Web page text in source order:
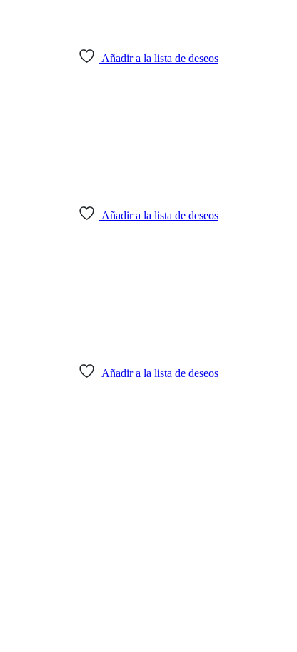
Añadir a la lista de deseos
Añadir a la lista de deseos
Añadir a la lista de deseos